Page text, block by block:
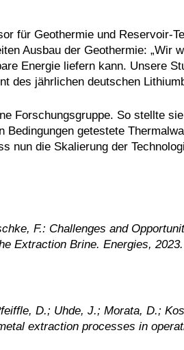
für Geothermie und Reservoir-
Ausbau der Geothermie: „Wir
Energie liefern kann. Unsere
des jährlichen deutschen
Forschungsgruppe. So stellte
getestete
nun die Skalierung der
F.: Challenges and
Extraction Brine. Energies,
D.; Uhde, J.; Morata, D.;
extraction processes in